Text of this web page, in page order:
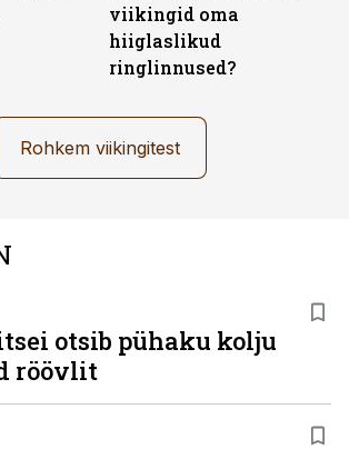
viikingid oma
hiiglaslikud
ringlinnused?
Rohkem viikingitest
otsib pühaku kolju
röövlit